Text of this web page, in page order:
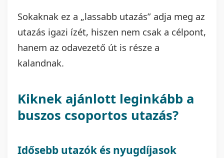
Sokaknak ez a „lassabb utazás” adja meg az
utazás igazi ízét, hiszen nem csak a célpont,
hanem az odavezető út is része a
kalandnak.
Kiknek ajánlott leginkább a
buszos csoportos utazás?
Idősebb utazók és nyugdíjasok